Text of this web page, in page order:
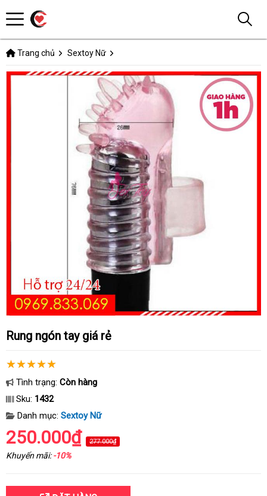
Trang chủ Sextoy Nữ
Rung ngón tay giá rẻ
Tình trạng: Còn hàng
Sku: 1432
Danh mục: Sextoy Nữ
250.000₫ 277.000₫
Khuyến mãi:-10%